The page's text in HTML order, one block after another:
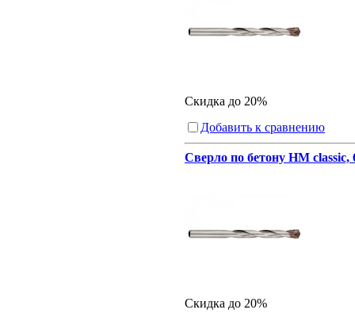
Скидка до 20%
Добавить к сравнению
Сверло по бетону HM classic,
Скидка до 20%